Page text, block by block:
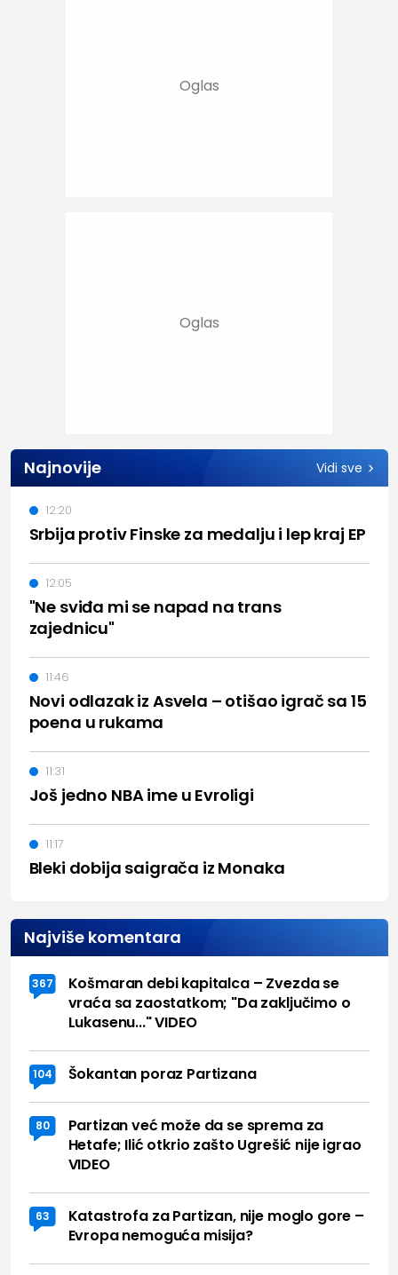
Najnovije Vidi sve
Srbija protiv Finske za medalju i lep kraj EP
12:20
"Ne sviđa mi se napad na trans
zajednicu"
12:05
Novi odlazak iz Asvela – otišao igrač sa 15
poena u rukama
11:46
Još jedno NBA ime u Evroligi
11:31
Bleki dobija saigrača iz Monaka
11:17
Najviše komentara
367
Košmaran debi kapitalca – Zvezda se
vraća sa zaostatkom; "Da zaključimo o
Lukasenu..." VIDEO
104 Šokantan poraz Partizana
80
Partizan već može da se sprema za
Hetafe; Ilić otkrio zašto Ugrešić nije igrao
VIDEO
63
Katastrofa za Partizan, nije moglo gore –
Evropa nemoguća misija?